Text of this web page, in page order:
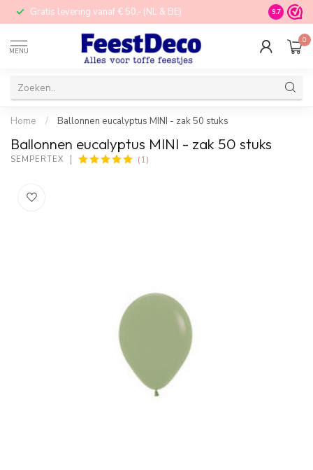
Gratis levering vanaf € 50,- (NL & BE) STORE in
9.7
MENU
0
Home / Ballonnen eucalyptus MINI - zak 50 stuks
Ballonnen eucalyptus MINI - zak 50 stuks
SEMPERTEX (1)